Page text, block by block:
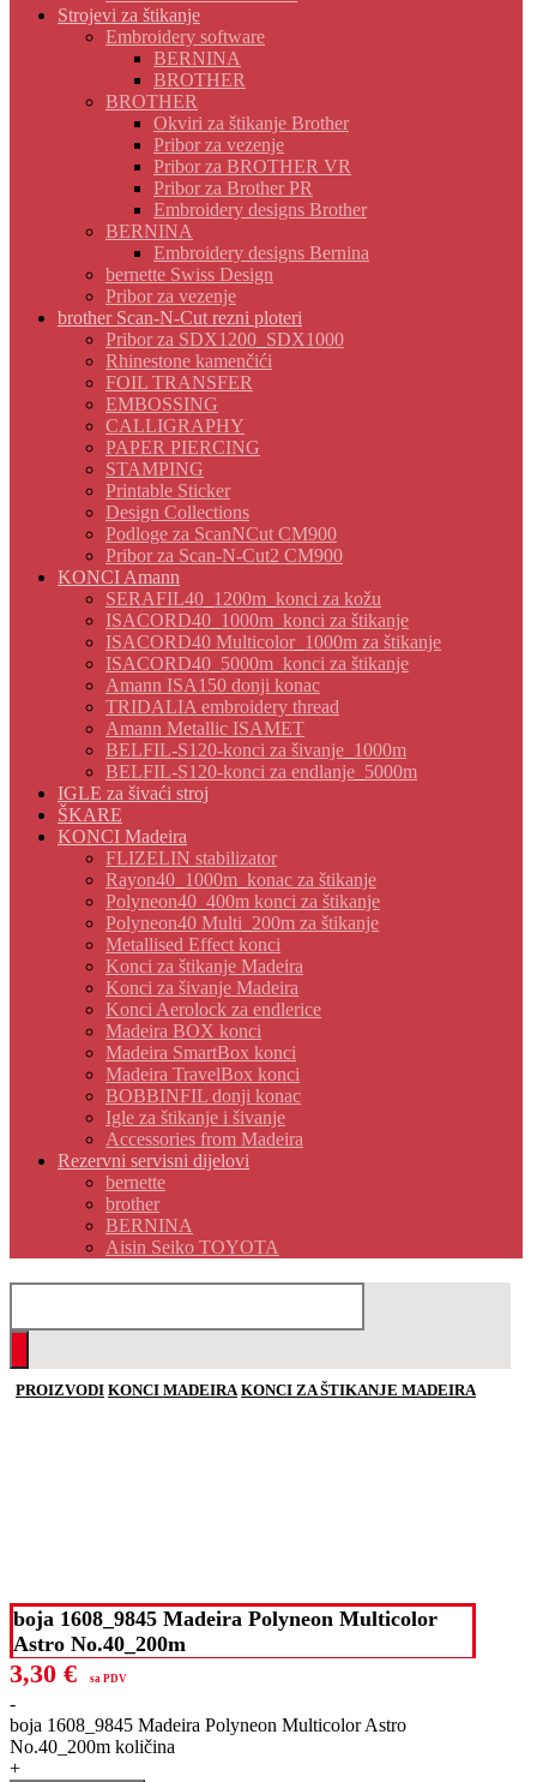
Strojevi za štikanje
Embroidery software
BERNINA
BROTHER
BROTHER
Okviri za štikanje Brother
Pribor za vezenje
Pribor za BROTHER VR
Pribor za Brother PR
Embroidery designs Brother
BERNINA
Embroidery designs Bernina
bernette Swiss Design
Pribor za vezenje
brother Scan-N-Cut rezni ploteri
Pribor za SDX1200_SDX1000
Rhinestone kamenčići
FOIL TRANSFER
EMBOSSING
CALLIGRAPHY
PAPER PIERCING
STAMPING
Printable Sticker
Design Collections
Podloge za ScanNCut CM900
Pribor za Scan-N-Cut2 CM900
KONCI Amann
SERAFIL40_1200m_konci za kožu
ISACORD40_1000m_konci za štikanje
ISACORD40 Multicolor_1000m za štikanje
ISACORD40_5000m_konci za štikanje
Amann ISA150 donji konac
TRIDALIA embroidery thread
Amann Metallic ISAMET
BELFIL-S120-konci za šivanje_1000m
BELFIL-S120-konci za endlanje_5000m
IGLE za šivaći stroj
ŠKARE
KONCI Madeira
FLIZELIN stabilizator
Rayon40_1000m_konac za štikanje
Polyneon40_400m konci za štikanje
Polyneon40 Multi_200m za štikanje
Metallised Effect konci
Konci za štikanje Madeira
Konci za šivanje Madeira
Konci Aerolock za endlerice
Madeira BOX konci
Madeira SmartBox konci
Madeira TravelBox konci
BOBBINFIL donji konac
Igle za štikanje i šivanje
Accessories from Madeira
Rezervni servisni dijelovi
bernette
brother
BERNINA
Aisin Seiko TOYOTA
PROIZVODI KONCI MADEIRA KONCI ZA ŠTIKANJE MADEIRA
boja 1608_9845 Madeira Polyneon Multicolor
Astro No.40_200m
3,30 € sa PDV
-
boja 1608_9845 Madeira Polyneon Multicolor Astro
No.40_200m količina
+